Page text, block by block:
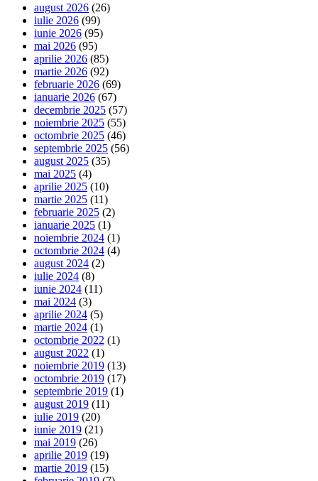
august 2026 (26)
iulie 2026 (99)
iunie 2026 (95)
mai 2026 (95)
aprilie 2026 (85)
martie 2026 (92)
februarie 2026 (69)
ianuarie 2026 (67)
decembrie 2025 (57)
noiembrie 2025 (55)
octombrie 2025 (46)
septembrie 2025 (56)
august 2025 (35)
mai 2025 (4)
aprilie 2025 (10)
martie 2025 (11)
februarie 2025 (2)
ianuarie 2025 (1)
noiembrie 2024 (1)
octombrie 2024 (4)
august 2024 (2)
iulie 2024 (8)
iunie 2024 (11)
mai 2024 (3)
aprilie 2024 (5)
martie 2024 (1)
octombrie 2022 (1)
august 2022 (1)
noiembrie 2019 (13)
octombrie 2019 (17)
septembrie 2019 (1)
august 2019 (11)
iulie 2019 (20)
iunie 2019 (21)
mai 2019 (26)
aprilie 2019 (19)
martie 2019 (15)